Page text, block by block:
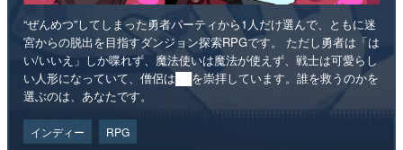
“ぜんめつ”してしまった勇者パーティから1人だけ選んで、ともに迷
宮からの脱出を目指すダンジョン探索RPGです。 ただし勇者は「は
い/いいえ」しか喋れず、魔法使いは魔法が使えず、戦士は可愛らし
い人形になっていて、僧侶は██を崇拝しています。誰を救うのかを
選ぶのは、あなたです。
インディー RPG